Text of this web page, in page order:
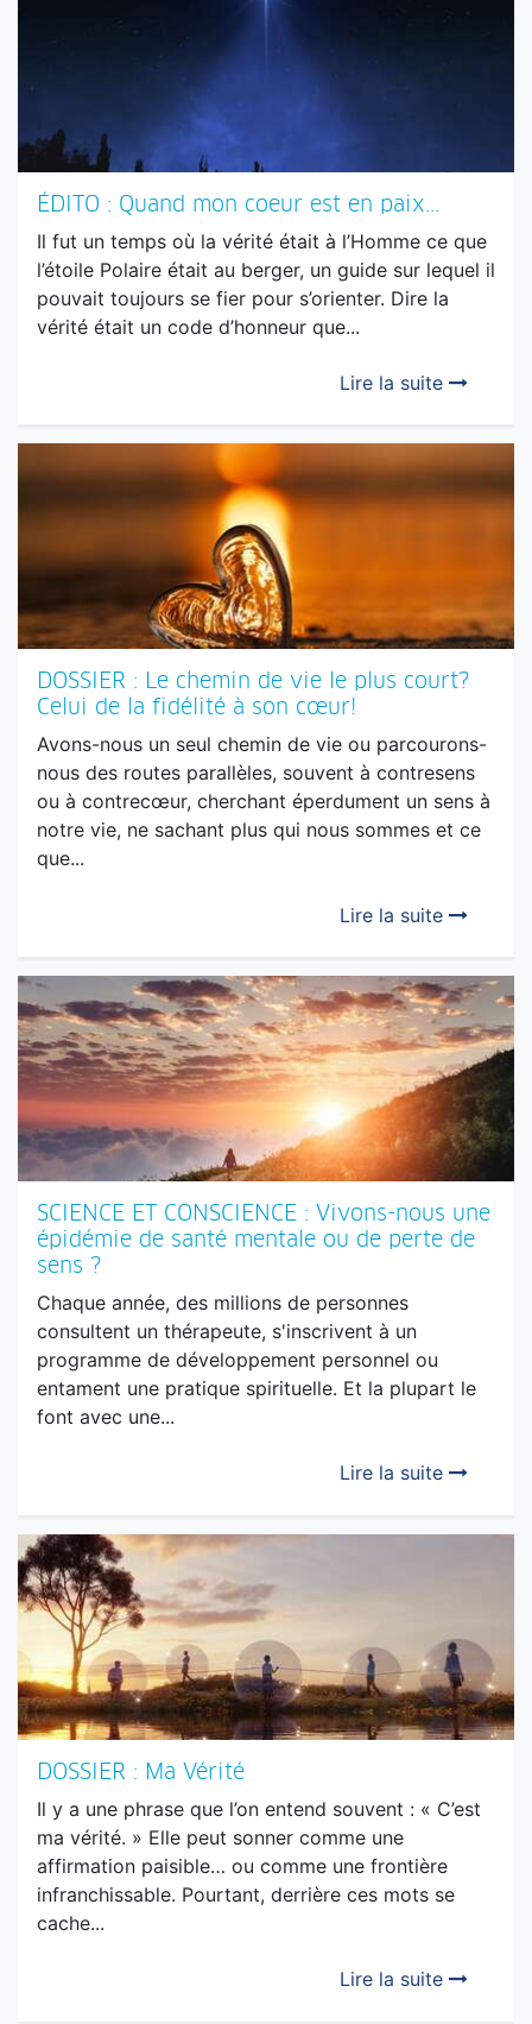
ÉDITO : Quand mon coeur est en paix...
Il fut un temps où la vérité était à l’Homme ce que
l’étoile Polaire était au berger, un guide sur lequel il
pouvait toujours se fier pour s’orienter. Dire la
vérité était un code d’honneur que...
Lire la suite
DOSSIER : Le chemin de vie le plus court?
Celui de la fidélité à son cœur!
Avons-nous un seul chemin de vie ou parcourons-
nous des routes parallèles, souvent à contresens
ou à contrecœur, cherchant éperdument un sens à
notre vie, ne sachant plus qui nous sommes et ce
que...
Lire la suite
SCIENCE ET CONSCIENCE : Vivons-nous une
épidémie de santé mentale ou de perte de
sens ?
Chaque année, des millions de personnes
consultent un thérapeute, s'inscrivent à un
programme de développement personnel ou
entament une pratique spirituelle. Et la plupart le
font avec une...
Lire la suite
DOSSIER : Ma Vérité
Il y a une phrase que l’on entend souvent : « C’est
ma vérité. » Elle peut sonner comme une
affirmation paisible… ou comme une frontière
infranchissable. Pourtant, derrière ces mots se
cache...
Lire la suite